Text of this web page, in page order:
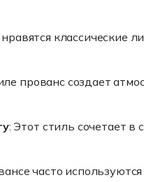
классические
прованс создает
: Этот стиль сочетает
часто